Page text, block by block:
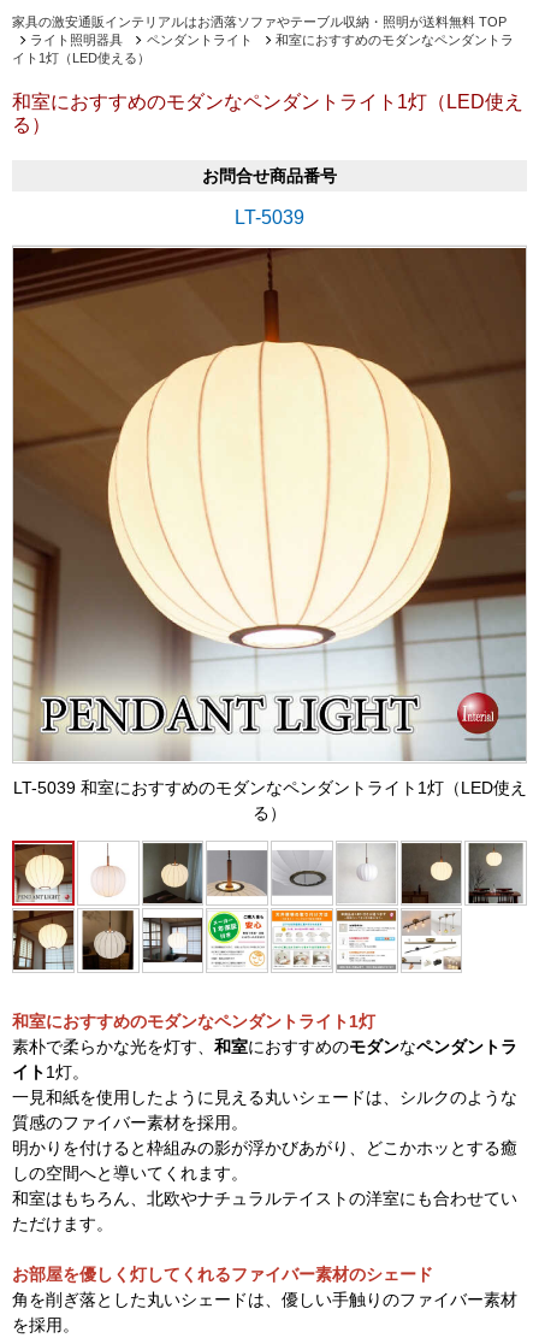
家具の激安通販インテリアルはお洒落ソファやテーブル収納・照明が送料無料 TOP
ライト照明器具
ペンダントライト
和室におすすめのモダンなペンダントラ
イト1灯（LED使える）
和室におすすめのモダンなペンダントライト1灯（LED使え
る）
お問合せ商品番号
LT-5039
LT-5039 和室におすすめのモダンなペンダントライト1灯（LED使え
る）
和室におすすめのモダンなペンダントライト1灯
素朴で柔らかな光を灯す、 和室におすすめのモダンなペンダントラ
イト1灯。
一見和紙を使用したように見える丸いシェードは、シルクのような
質感のファイバー素材を採用。
明かりを付けると枠組みの影が浮かびあがり、どこかホッとする癒
しの空間へと導いてくれます。
和室はもちろん、北欧やナチュラルテイストの洋室にも合わせてい
ただけます。
お部屋を優しく灯してくれるファイバー素材のシェード
角を削ぎ落とした丸いシェードは、優しい手触りのファイバー素材
を採用。